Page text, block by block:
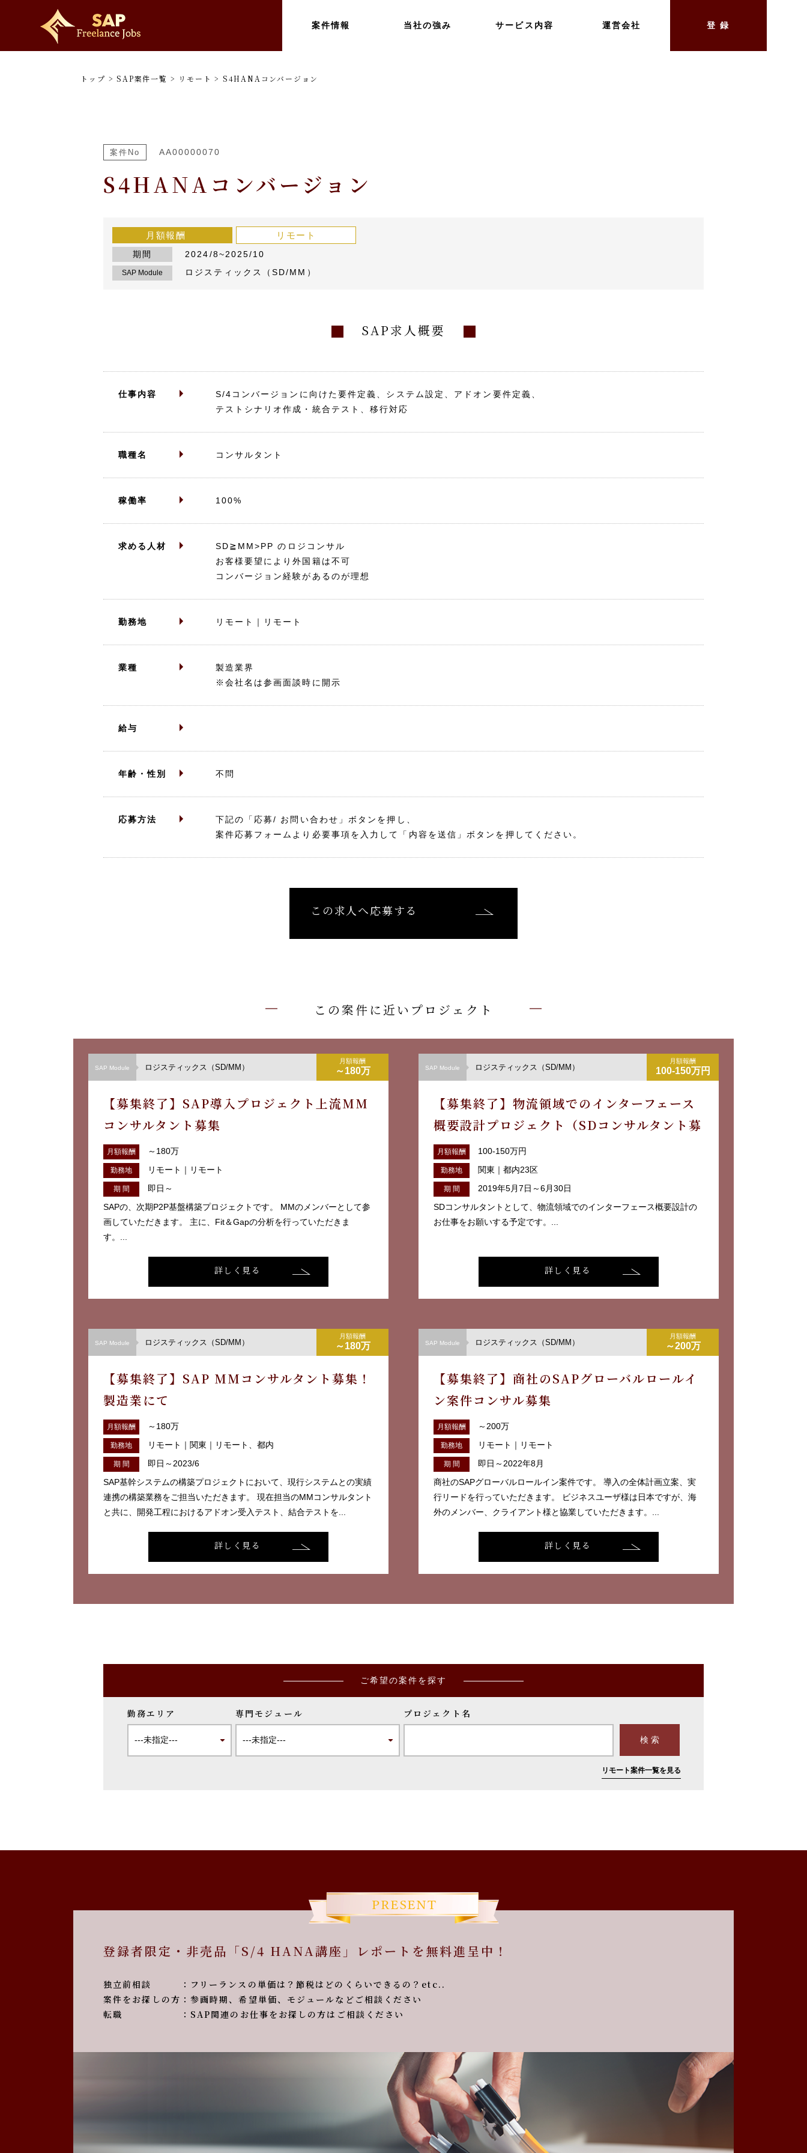
案件情報 当社の強み サービス内容 運営会社 登 録
トップ >SAP案件一覧 > リモート > S4HANAコンバージョン
案件No AA00000070
S4HANAコンバージョン
月額報酬 リモート
期間 2024/8~2025/10
SAP Module ロジスティックス（SD/MM）
SAP求人概要
仕事内容
S/4コンバージョンに向けた要件定義、システム設定、アドオン要件定義、
テストシナリオ作成・統合テスト、移行対応
職種名 コンサルタント
稼働率 100%
求める人材
SD≧MM>PP のロジコンサル
お客様要望により外国籍は不可
コンバージョン経験があるのが理想
勤務地 リモート｜リモート
業種
製造業界
※会社名は参画面談時に開示
給与
年齢・性別 不問
応募方法
下記の「応募/ お問い合わせ」ボタンを押し、
案件応募フォームより必要事項を入力して「内容を送信」ボタンを押してください。
この求人へ応募する
この案件に近いプロジェクト
SAP Module ロジスティックス（SD/MM）
月額報酬
～180万
【募集終了】SAP導入プロジェクト上流MM
コンサルタント募集
月額報酬 ～180万
勤務地 リモート｜リモート
期 間
即日～
SAPの、次期P2P基盤構築プロジェクトです。 MMのメンバーとして参
画していただきます。 主に、Fit＆Gapの分析を行っていただきま
す。...
詳しく見る
SAP Module ロジスティックス（SD/MM）
月額報酬
100-150万円
【募集終了】物流領域でのインターフェース
概要設計プロジェクト（SDコンサルタント募
集）
月額報酬 100-150万円
勤務地 関東｜都内23区
期 間
2019年5月7日～6月30日
SDコンサルタントとして、物流領域でのインターフェース概要設計の
お仕事をお願いする予定です。...
詳しく見る
SAP Module ロジスティックス（SD/MM）
月額報酬
～180万
【募集終了】SAP MMコンサルタント募集！
製造業にて
月額報酬 ～180万
勤務地 リモート｜関東｜リモート、都内
期 間
即日～2023/6
SAP基幹システムの構築プロジェクトにおいて、現行システムとの実績
連携の構築業務をご担当いただきます。 現在担当のMMコンサルタント
と共に、開発工程におけるアドオン受入テスト、結合テストを...
詳しく見る
SAP Module ロジスティックス（SD/MM）
月額報酬
～200万
【募集終了】商社のSAPグローバルロールイ
ン案件コンサル募集
月額報酬 ～200万
勤務地 リモート｜リモート
期 間
即日～2022年8月
商社のSAPグローバルロールイン案件です。 導入の全体計画立案、実
行リードを行っていただきます。 ビジネスユーザ様は日本ですが、海
外のメンバー、クライアント様と協業していただきます。...
詳しく見る
ご希望の案件を探す
勤務エリア 専門モジュール プロジェクト名
リモート案件一覧を見る
登録者限定・非売品「S/4 HANA講座」レポートを無料進呈中！
独立前相談 ：フリーランスの単価は？節税はどのくらいできるの？etc..
案件をお探しの方：参画時期、希望単価、モジュールなどご相談ください
転職 ：SAP関連のお仕事をお探しの方はご相談ください